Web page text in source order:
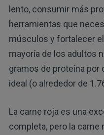
lento, consumir más
herramientas que
músculos y fortalecer
mayoría de los adultos
gramos de proteína por
ideal (o alrededor de
La carne roja es una
completa, pero la carne